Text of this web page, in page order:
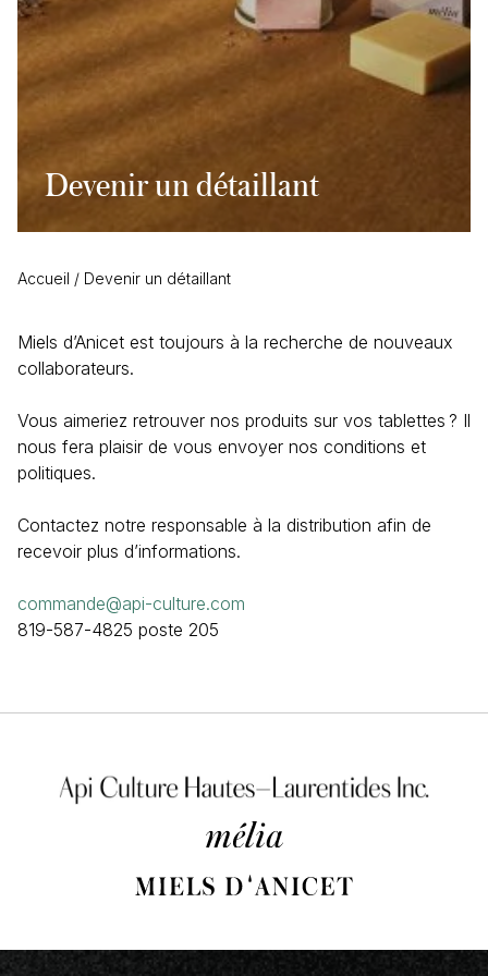
Devenir un détaillant
Accueil / Devenir un détaillant
Miels d’Anicet est toujours à la recherche de nouveaux
collaborateurs.
Vous aimeriez retrouver nos produits sur vos tablettes ? Il
nous fera plaisir de vous envoyer nos conditions et
politiques.
Contactez notre responsable à la distribution afin de
recevoir plus d’informations.
commande@api-culture.com
819-587-4825 poste 205